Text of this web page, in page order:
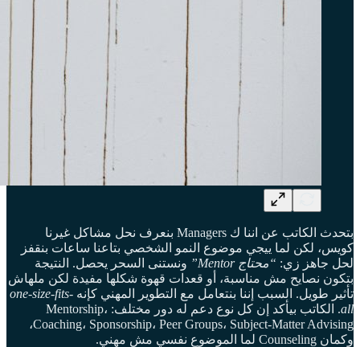
بتحدث الكاتب عن اننا ك Managers بنعرف نحل مشاكل غيرنا
كويس، لكن لما ييجي موضوع النمو الشخصي بتاعنا ساعات بنقفز
لحل جاهز زي: “محتاج Mentor”
ونستنى السحر يحصل. النتيجة
بتكون نصايح مش مناسبة، أو قعدات قهوة شكلها مفيدة لكن ملهاش
تأثير طويل. السبب إننا بنتعامل مع التطوير المهني كإنه one-size-fits-
all
. الكاتب بيأكد إن كل نوع دعم له دور مختلف: Mentorship،
Coaching، Sponsorship، Peer Groups، Subject-Matter Advising،
وكمان Counseling لما الموضوع نفسي مش مهني.